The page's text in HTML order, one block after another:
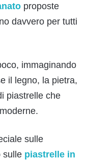
proposte
davvero per tutti
immaginando
il legno, la pietra,
piastrelle che
sulle
sulle piastrelle in